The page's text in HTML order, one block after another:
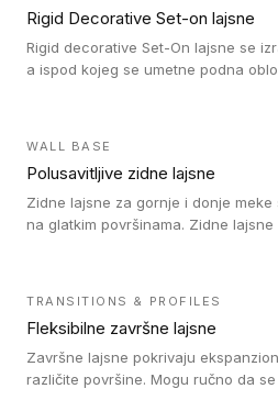
Rigid Decorative Set-on lajsne
Rigid decorative Set-On lajsne se
a ispod kojeg se umetne podna
WALL BASE
Polusavitljive zidne lajsne
Zidne lajsne za gornje i donje
na glatkim površinama. Zidne
TRANSITIONS & PROFILES
Fleksibilne završne lajsne
Završne lajsne pokrivaju
različite površine. Mogu ručno da